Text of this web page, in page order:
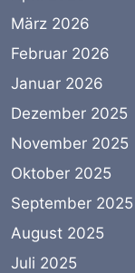
März 2026
Februar 2026
Januar 2026
Dezember 2025
November 2025
Oktober 2025
September 2025
August 2025
Juli 2025